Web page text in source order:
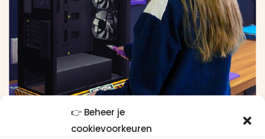
👉 Beheer je
cookievoorkeuren